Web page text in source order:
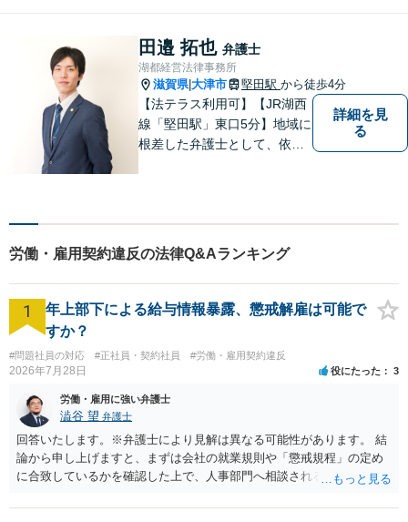
お話をお聞かせください。
【無料駐車場あり】
田邉 拓也 弁護士
湖都経営法律事務所
滋賀県|大津市 堅田駅 から徒歩4分
【法テラス利用可】【JR湖西
線「堅田駅」東口5分】地域に
根差した弁護士として、依頼
ます。弁護士に依頼するのは
敷居が高いとお考えの方も、
まずは一度ご相談ください。
詳細を見
る
労働・雇用契約違反の法律Q&Aランキング
1
年上部下による給与情報暴露、懲戒解雇は可能で
すか？
#問題社員の対応 #正社員・契約社員 #労働・雇用契約違反
2026年7月28日 役にたった 3
労働・雇用に強い弁護士
澁谷 望 弁護士
回答いたします。※弁護士により見解は異なる可能性があります。 結
論から申し上げますと、まずは会社の就業規則や「懲戒規程」の定め
に合致しているかを確認した上で、人事部門へ相談されることが最優
ものの、重い懲戒処分の対象には十分なり得ます。 名誉や評価の回復